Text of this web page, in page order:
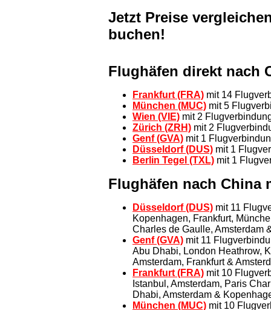
Jetzt Preise
buchen!
Flughäfen direkt nach
Frankfurt (FRA) mit 14
München (MUC) mit 5
Wien (VIE) mit 2
Zürich (ZRH) mit 2
Genf (GVA) mit 1
Düsseldorf (DUS) mit 1
Berlin Tegel (TXL) mit 1
Flughäfen nach China
Düsseldorf (DUS) mit 11
Kopenhagen, Frankfurt,
Charles de Gaulle, Amsterdam
Genf (GVA) mit 11
Abu Dhabi, London Heathrow,
Amsterdam, Frankfurt &
Frankfurt (FRA) mit 10
Istanbul, Amsterdam, Paris
Dhabi, Amsterdam &
München (MUC) mit 10